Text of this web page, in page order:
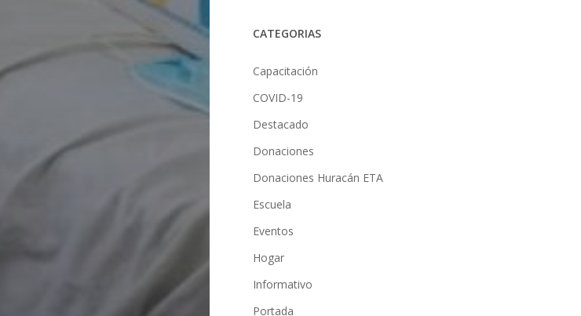
CATEGORIAS
Capacitación
COVID-19
Destacado
Donaciones
Donaciones Huracán ETA
Escuela
Eventos
Hogar
Informativo
Portada